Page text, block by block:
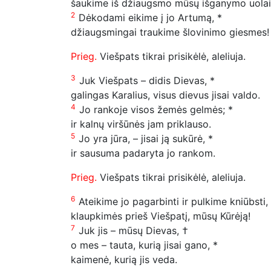
šaukime iš džiaugsmo mūsų išganymo
2 Dėkodami eikime į jo Artumą, *
džiaugsmingai traukime šlovinimo giesmes!
Prieg. Viešpats tikrai prisikėlė, aleliuja.
3 Juk Viešpats – didis Dievas, *
galingas Karalius, visus dievus jisai valdo.
4 Jo rankoje visos žemės gelmės; *
ir kalnų viršūnės jam priklauso.
5 Jo yra jūra, – jisai ją sukūrė, *
ir sausuma padaryta jo rankom.
Prieg. Viešpats tikrai prisikėlė, aleliuja.
6 Ateikime jo pagarbinti ir pulkime kniūbsti,
klaupkimės prieš Viešpatį, mūsų Kūrėją!
7 Juk jis – mūsų Dievas, †
o mes – tauta, kurią jisai gano, *
kaimenė, kurią jis veda.